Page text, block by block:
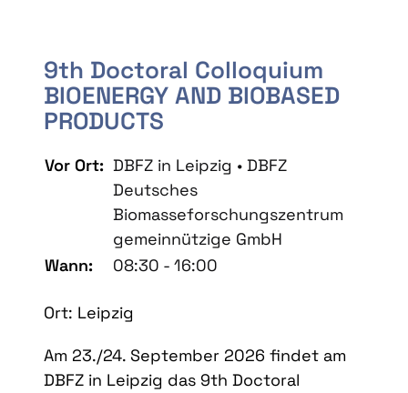
9th Doctoral Colloquium
BIOENERGY AND BIOBASED
PRODUCTS
Vor Ort: DBFZ in Leipzig • DBFZ
Deutsches
Biomasseforschungszentrum
gemeinnützige GmbH
Wann:
08:30 - 16:00
Ort: Leipzig
Am 23./24. September 2026 findet am
DBFZ in Leipzig das 9th Doctoral